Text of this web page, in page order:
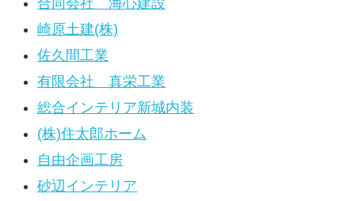
合同会社 海心建設
崎原土建(株)
佐久間工業
有限会社 真栄工業
総合インテリア新城内装
(株)住太郎ホーム
自由企画工房
砂辺インテリア